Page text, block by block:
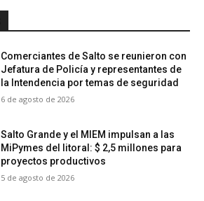
Comerciantes de Salto se reunieron con
Jefatura de Policía y representantes de
la Intendencia por temas de seguridad
6 de agosto de 2026
Salto Grande y el MIEM impulsan a las
MiPymes del litoral: $ 2,5 millones para
proyectos productivos
5 de agosto de 2026